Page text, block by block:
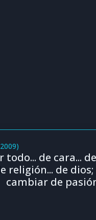
de cara...
religión... de
cambiar de